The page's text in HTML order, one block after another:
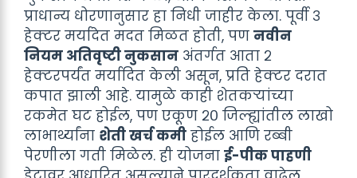
प्राधान्य धोरणानुसार हा निधी जाहीर केला. पूर्वी ३
हेक्टर मर्यादेत मदत मिळत होती, पण नवीन
नियम अतिवृष्टी नुकसान अंतर्गत आता २
हेक्टरपर्यंत मर्यादित केली असून, प्रति हेक्टर दरात
कपात झाली आहे. यामुळे काही शेतकऱ्यांच्या
रकमेत घट होईल, पण एकूण २० जिल्ह्यांतील लाखो
लाभार्थ्यांना शेती खर्च कमी होईल आणि रब्बी
पेरणीला गती मिळेल. ही योजना ई-पीक पाहणी